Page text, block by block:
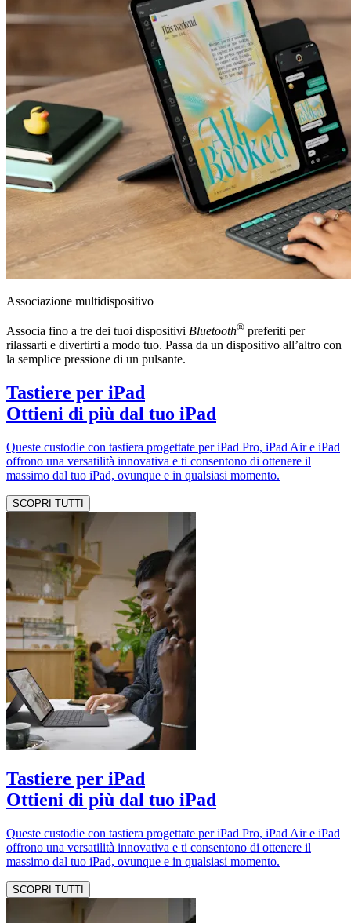
Associazione multidispositivo
Associa fino a tre dei tuoi dispositivi Bluetooth® preferiti per
rilassarti e divertirti a modo tuo. Passa da un dispositivo all’altro con
la semplice pressione di un pulsante.
Tastiere per iPad
Ottieni di più dal tuo iPad
Queste custodie con tastiera progettate per iPad Pro, iPad Air e iPad
offrono una versatilità innovativa e ti consentono di ottenere il
massimo dal tuo iPad, ovunque e in qualsiasi momento.
SCOPRI TUTTI
Tastiere per iPad
Ottieni di più dal tuo iPad
Queste custodie con tastiera progettate per iPad Pro, iPad Air e iPad
offrono una versatilità innovativa e ti consentono di ottenere il
massimo dal tuo iPad, ovunque e in qualsiasi momento.
SCOPRI TUTTI